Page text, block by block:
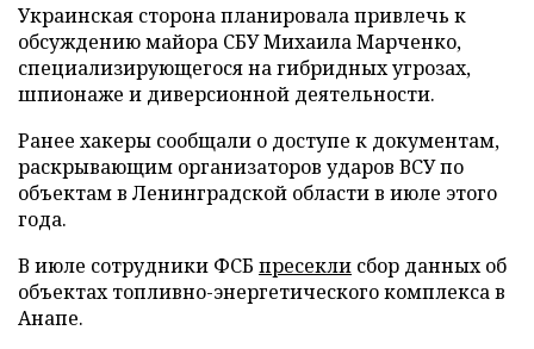
Украинская сторона планировала привлечь к
обсуждению майора СБУ Михаила Марченко,
специализирующегося на гибридных угрозах,
шпионаже и диверсионной деятельности.
Ранее хакеры сообщали о доступе к документам,
раскрывающим организаторов ударов ВСУ по
объектам в Ленинградской области в июле этого
года.
В июле сотрудники ФСБ пресекли сбор данных об
объектах топливно-энергетического комплекса в
Анапе.